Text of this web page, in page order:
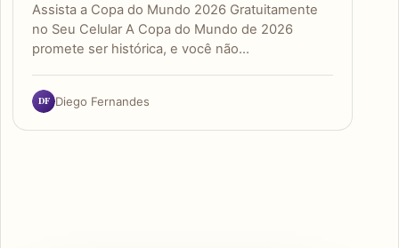
Assista a Copa do Mundo 2026 Gratuitamente
no Seu Celular A Copa do Mundo de 2026
promete ser histórica, e você não…
DF Diego Fernandes